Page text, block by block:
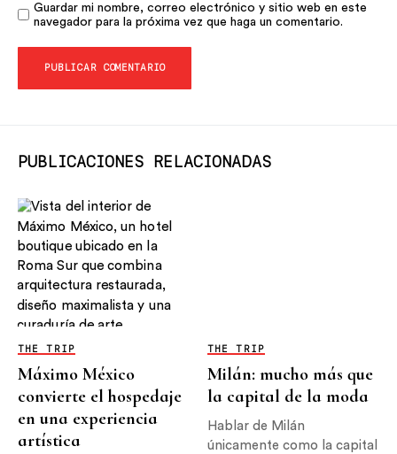
Guardar mi nombre, correo electrónico y sitio web en este
navegador para la próxima vez que haga un comentario.
PUBLICACIONES RELACIONADAS
THE TRIP
Máximo México
convierte el hospedaje
en una experiencia
artística
THE TRIP
Milán: mucho más que
la capital de la moda
Hablar de Milán
únicamente como la capital